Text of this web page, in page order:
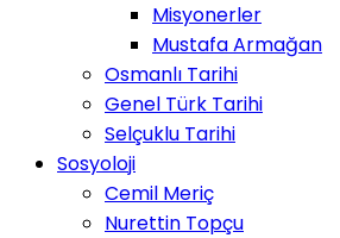
Misyonerler
Mustafa Armağan
Osmanlı Tarihi
Genel Türk Tarihi
Selçuklu Tarihi
Sosyoloji
Cemil Meriç
Nurettin Topçu